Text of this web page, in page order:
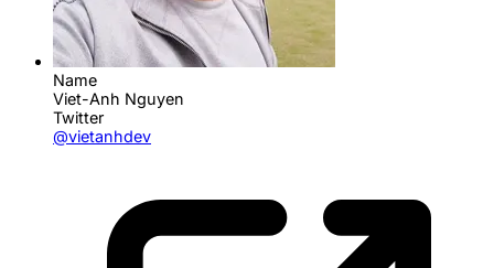
Name
Viet-Anh Nguyen
Twitter
@vietanhdev